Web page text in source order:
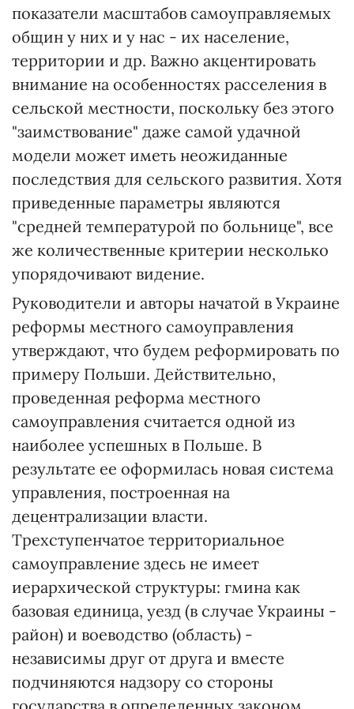
показатели масштабов самоуправляемых
общин у них и у нас - их население,
территории и др. Важно акцентировать
внимание на особенностях расселения в
сельской местности, поскольку без этого
"заимствование" даже самой удачной
модели может иметь неожиданные
последствия для сельского развития. Хотя
приведенные параметры являются
"средней температурой по больнице", все
же количественные критерии несколько
упорядочивают видение.
Руководители и авторы начатой в Украине
реформы местного самоуправления
утверждают, что будем реформировать по
примеру Польши. Действительно,
проведенная реформа местного
самоуправления считается одной из
наиболее успешных в Польше. В
результате ее оформилась новая система
управления, построенная на
децентрализации власти.
Трехступенчатое территориальное
самоуправление здесь не имеет
иерархической структуры: гмина как
базовая единица, уезд (в случае Украины -
район) и воеводство (область) -
независимы друг от друга и вместе
подчиняются надзору со стороны